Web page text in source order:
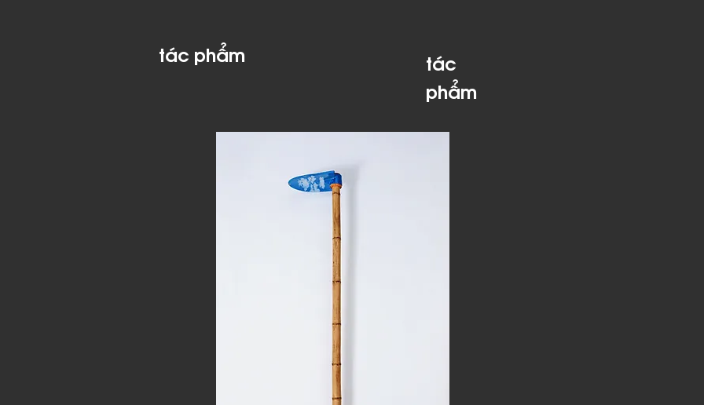
tác phẩm
​tác
phẩm